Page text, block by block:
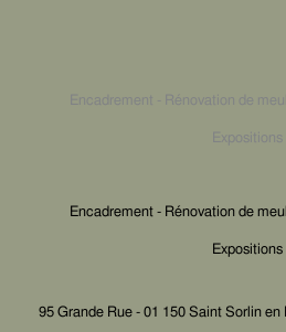
Encadrement - Rénovation de
Expositions
Encadrement - Rénovation de
Expositions
95 Grande Rue - 01 150 Saint Sorlin en